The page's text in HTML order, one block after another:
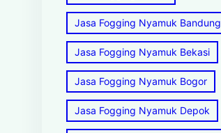
Jasa Fogging Nyamuk Bandung
Jasa Fogging Nyamuk Bekasi
Jasa Fogging Nyamuk Bogor
Jasa Fogging Nyamuk Depok